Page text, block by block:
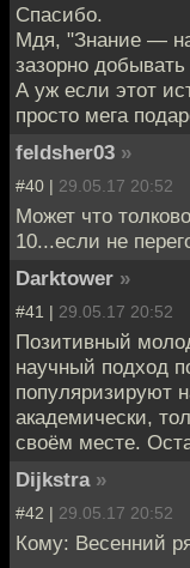
Спасибо.
Мдя, "Знание —
зазорно
А уж если этот
просто мега
feldsher03 »
#40 | 29.05.17 20:52
Может что
10...если не
Darktower »
#41 | 29.05.17 20:52
Позитивный
научный подход
популяризируют
академически,
своём месте.
Dijkstra »
#42 | 29.05.17 20:52
Кому: Весенний